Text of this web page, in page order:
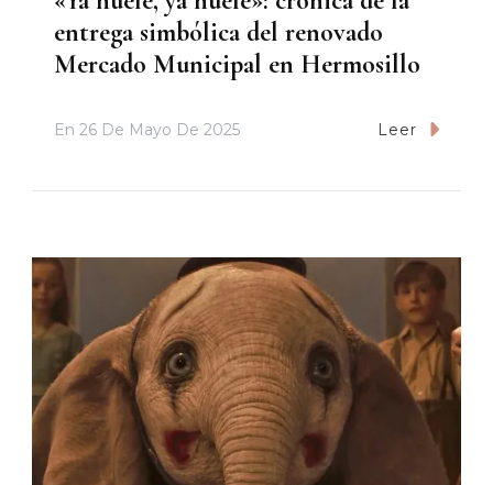
entrega simbólica del renovado
Mercado Municipal en Hermosillo
En 26 De Mayo De 2025 Leer